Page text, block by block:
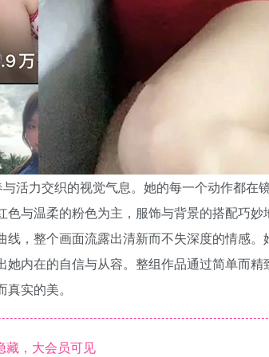
活力交织的视觉气息。她的每一个动作都在
与温柔的粉色为主，服饰与背景的搭配巧妙
，整个画面流露出清新而不失深度的情感
内在的自信与从容。整组作品通过简单而
实的美。
藏，大会员可见